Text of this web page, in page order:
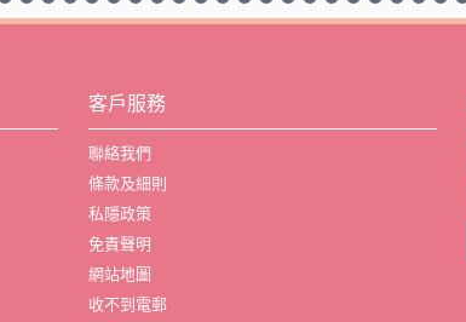
客戶服務
聯絡我們
條款及細則
私隱政策
免責聲明
網站地圖
收不到電郵